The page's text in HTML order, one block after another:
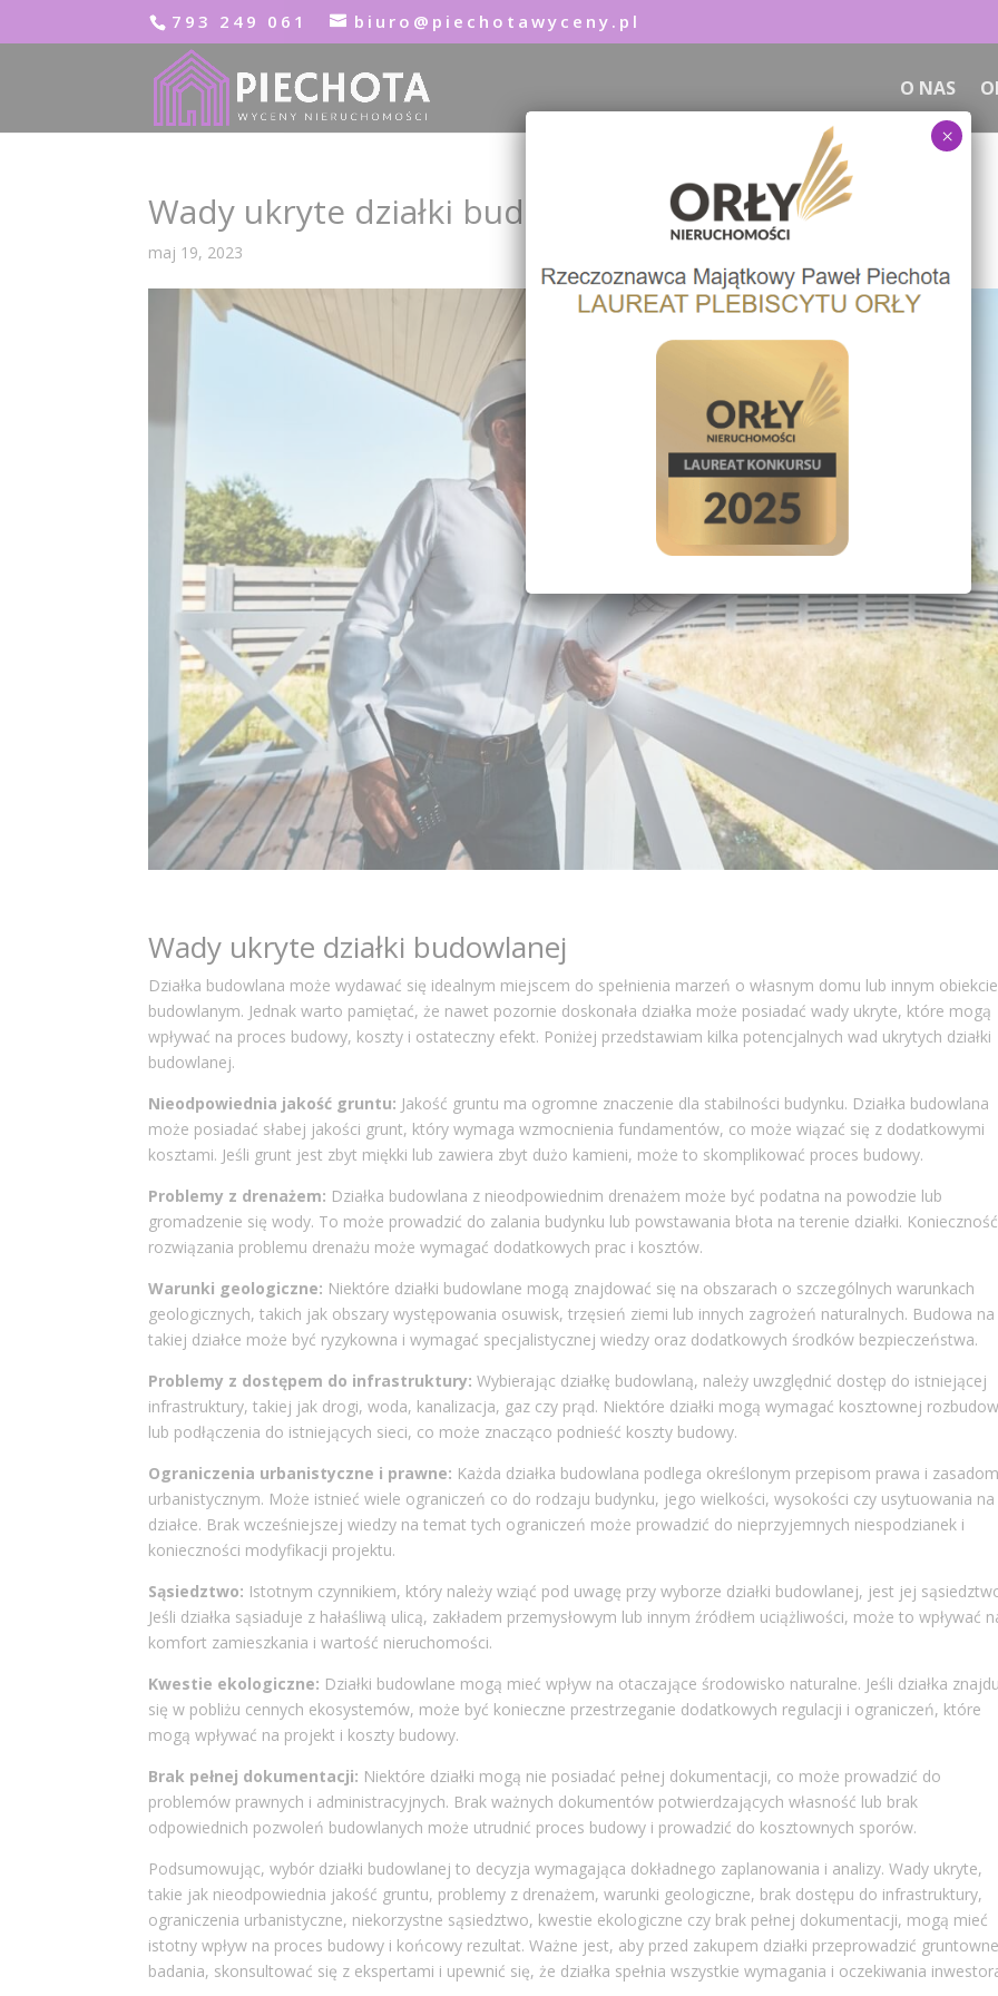
793 249 061 biuro@piechotawyceny.pl
O NAS
Wady ukryte działki budowlanej
maj 19, 2023
Wady ukryte działki budowlanej
Działka budowlana może wydawać się idealnym miejscem do spełnienia marzeń o własnym domu lub innym obiekcie
budowlanym. Jednak warto pamiętać, że nawet pozornie doskonała działka może posiadać wady ukryte, które mogą
wpływać na proces budowy, koszty i ostateczny efekt. Poniżej przedstawiam kilka potencjalnych wad ukrytych działki
budowlanej.
Nieodpowiednia jakość gruntu: Jakość gruntu ma ogromne znaczenie dla stabilności budynku. Działka budowlana
może posiadać słabej jakości grunt, który wymaga wzmocnienia fundamentów, co może wiązać się z dodatkowymi
kosztami. Jeśli grunt jest zbyt miękki lub zawiera zbyt dużo kamieni, może to skomplikować proces budowy.
Problemy z drenażem: Działka budowlana z nieodpowiednim drenażem może być podatna na powodzie lub
gromadzenie się wody. To może prowadzić do zalania budynku lub powstawania błota na terenie działki. Konieczność
rozwiązania problemu drenażu może wymagać dodatkowych prac i kosztów.
Warunki geologiczne: Niektóre działki budowlane mogą znajdować się na obszarach o szczególnych warunkach
geologicznych, takich jak obszary występowania osuwisk, trzęsień ziemi lub innych zagrożeń naturalnych. Budowa na
takiej działce może być ryzykowna i wymagać specjalistycznej wiedzy oraz dodatkowych środków bezpieczeństwa.
Problemy z dostępem do infrastruktury: Wybierając działkę budowlaną, należy uwzględnić dostęp do istniejącej
infrastruktury, takiej jak drogi, woda, kanalizacja, gaz czy prąd. Niektóre działki mogą wymagać kosztownej
lub podłączenia do istniejących sieci, co może znacząco podnieść koszty budowy.
Ograniczenia urbanistyczne i prawne: Każda działka budowlana podlega określonym przepisom prawa i zasadom
urbanistycznym. Może istnieć wiele ograniczeń co do rodzaju budynku, jego wielkości, wysokości czy usytuowania na
działce. Brak wcześniejszej wiedzy na temat tych ograniczeń może prowadzić do nieprzyjemnych niespodzianek i
konieczności modyfikacji projektu.
Sąsiedztwo: Istotnym czynnikiem, który należy wziąć pod uwagę przy wyborze działki budowlanej, jest jej
Jeśli działka sąsiaduje z hałaśliwą ulicą, zakładem przemysłowym lub innym źródłem uciążliwości, może to wpływać
komfort zamieszkania i wartość nieruchomości.
Kwestie ekologiczne: Działki budowlane mogą mieć wpływ na otaczające środowisko naturalne. Jeśli działka
się w pobliżu cennych ekosystemów, może być konieczne przestrzeganie dodatkowych regulacji i ograniczeń, które
mogą wpływać na projekt i koszty budowy.
Brak pełnej dokumentacji: Niektóre działki mogą nie posiadać pełnej dokumentacji, co może prowadzić do
problemów prawnych i administracyjnych. Brak ważnych dokumentów potwierdzających własność lub brak
odpowiednich pozwoleń budowlanych może utrudnić proces budowy i prowadzić do kosztownych sporów.
Podsumowując, wybór działki budowlanej to decyzja wymagająca dokładnego zaplanowania i analizy. Wady ukryte,
takie jak nieodpowiednia jakość gruntu, problemy z drenażem, warunki geologiczne, brak dostępu do infrastruktury,
ograniczenia urbanistyczne, niekorzystne sąsiedztwo, kwestie ekologiczne czy brak pełnej dokumentacji, mogą mieć
istotny wpływ na proces budowy i końcowy rezultat. Ważne jest, aby przed zakupem działki przeprowadzić gruntowne
badania, skonsultować się z ekspertami i upewnić się, że działka spełnia wszystkie wymagania i oczekiwania
×